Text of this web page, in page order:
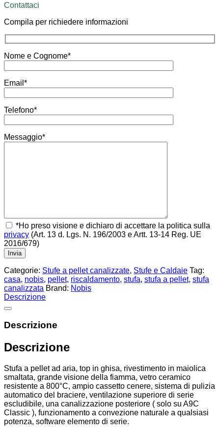
Contattaci
Compila per richiedere informazioni
Nome e Cognome*
Email*
Telefono*
Messaggio*
*Ho preso visione e dichiaro di accettare la politica sulla
privacy (Art. 13 d. Lgs. N. 196/2003 e Artt. 13-14 Reg. UE
2016/679)
Categorie: Stufe a pellet canalizzate, Stufe e Caldaie Tag:
casa, nobis, pellet, riscaldamento, stufa, stufa a pellet, stufa
canalizzata Brand: Nobis
Descrizione
Descrizione
Descrizione
Stufa a pellet ad aria, top in ghisa, rivestimento in maiolica
smaltata, grande visione della fiamma, vetro ceramico
resistente a 800°C, ampio cassetto cenere, sistema di pulizia
automatico del braciere, ventilazione superiore di serie
escludibile, una canalizzazione posteriore ( solo su A9C
Classic ), funzionamento a convezione naturale a qualsiasi
potenza, software elemento di serie.